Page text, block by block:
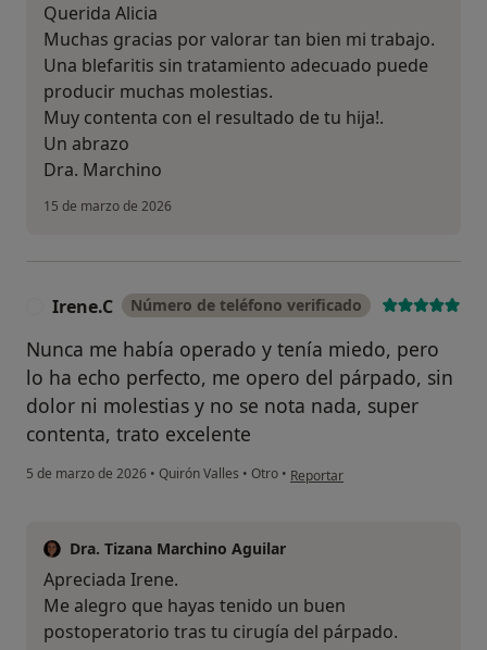
Querida Alicia
Muchas gracias por valorar tan bien mi trabajo.
Una blefaritis sin tratamiento adecuado puede
producir muchas molestias.
Muy contenta con el resultado de tu hija!.
Un abrazo
Dra. Marchino
15 de marzo de 2026
Irene.C Número de teléfono verificado
Nunca me había operado y tenía miedo, pero
lo ha echo perfecto, me opero del párpado, sin
dolor ni molestias y no se nota nada, super
contenta, trato excelente
5 de marzo de 2026 • Quirón Valles • Otro • en opinión del usuario Irene.C
Reportar
Dra. Tizana Marchino Aguilar
Apreciada Irene.
Me alegro que hayas tenido un buen
postoperatorio tras tu cirugía del párpado.